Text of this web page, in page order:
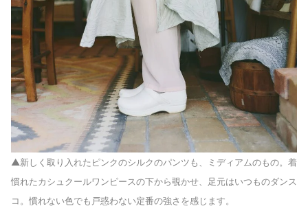
▲新しく取り入れたピンクのシルクのパンツも、ミディアムのもの。着
慣れたカシュクールワンピースの下から覗かせ、足元はいつものダンス
コ。慣れない色でも戸惑わない定番の強さを感じます。